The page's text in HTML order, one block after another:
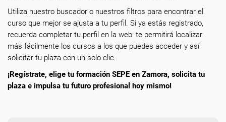
Utiliza nuestro buscador o nuestros filtros para encontrar el
curso que mejor se ajusta a tu perfil. Si ya estás registrado,
recuerda completar tu perfil en la web: te permitirá localizar
más fácilmente los cursos a los que puedes acceder y así
solicitar tu plaza con un solo clic.
¡Regístrate, elige tu formación SEPE en Zamora, solicita tu
plaza e impulsa tu futuro profesional hoy mismo!